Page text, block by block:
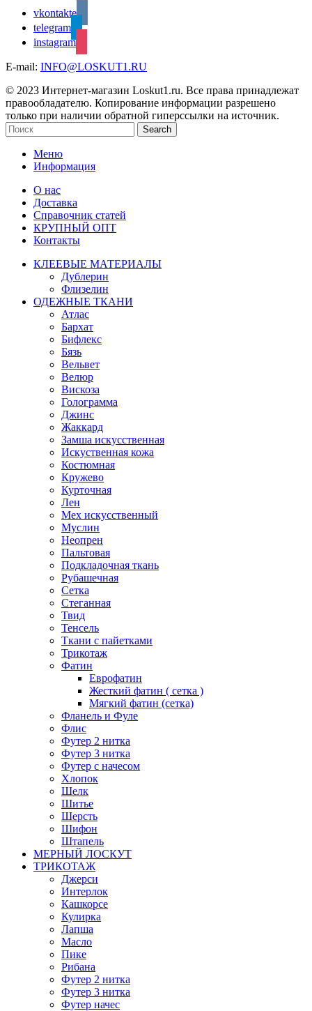
vkontakte
telegram
instagram
E-mail: INFO@LOSKUT1.RU
© 2023 Интернет-магазин Loskut1.ru. Все права принадлежат
правообладателю. Копирование информации разрешено
только при наличии обратной гиперссылки на источник.
Search
Меню
Информация
О нас
Доставка
Справочник статей
КРУПНЫЙ ОПТ
Контакты
КЛЕЕВЫЕ МАТЕРИАЛЫ
Дублерин
Флизелин
ОДЕЖНЫЕ ТКАНИ
Атлас
Бархат
Бифлекс
Бязь
Вельвет
Велюр
Вискоза
Голограмма
Джинс
Жаккард
Замша искусственная
Искуственная кожа
Костюмная
Кружево
Курточная
Лен
Мех искусственный
Муслин
Неопрен
Пальтовая
Подкладочная ткань
Рубашечная
Сетка
Стеганная
Твид
Тенсель
Ткани с пайетками
Трикотаж
Фатин
Еврофатин
Жесткий фатин ( сетка )
Мягкий фатин (сетка)
Фланель и Фуле
Флис
Футер 2 нитка
Футер 3 нитка
Футер с начесом
Хлопок
Шелк
Шитье
Шерсть
Шифон
Штапель
МЕРНЫЙ ЛОСКУТ
ТРИКОТАЖ
Джерси
Интерлок
Кашкорсе
Кулирка
Лапша
Масло
Пике
Рибана
Футер 2 нитка
Футер 3 нитка
Футер начес